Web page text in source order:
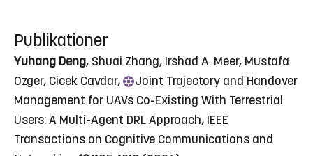
Publikationer
Yuhang Deng, Shuai Zhang, Irshad A. Meer, Mustafa
Ozger, Cicek Cavdar,
Joint Trajectory and Handover
Management for UAVs Co-Existing With Terrestrial
Users: A Multi-Agent DRL Approach, IEEE
Transactions on Cognitive Communications and